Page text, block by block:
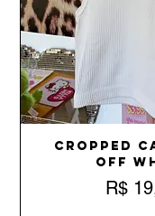
Cropped
Off
Preço
R$